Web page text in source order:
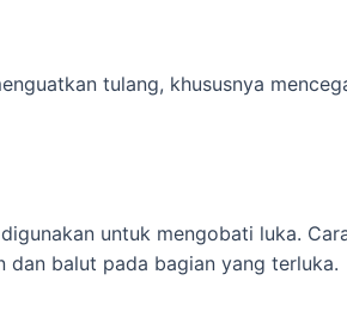
tulang, khususnya
untuk mengobati luka.
dan balut pada bagian yang terluka.